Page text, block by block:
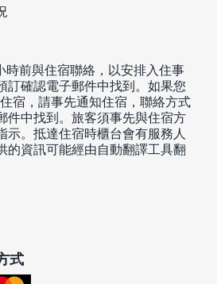
前與住宿聯絡，以安排入住事
訂確認電子郵件中找到。如果您
宿，請事先通知住宿，聯絡方式
件中找到。旅客須事先與住宿方
示。抵達住宿時櫃台會有服務人
的資訊可能經由自動翻譯工具翻
式